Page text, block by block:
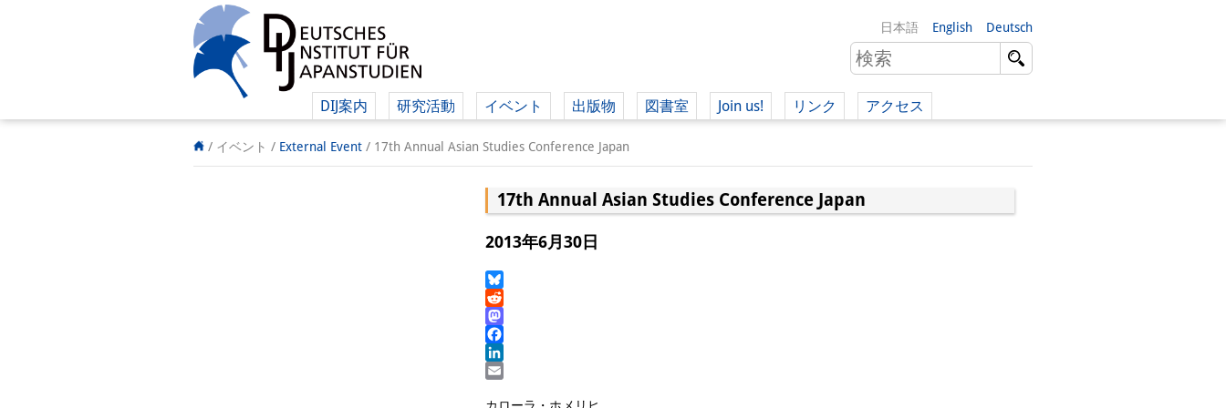
日本語 English Deutsch
DIJ案内 研究活動 イベント 出版物 図書室 Join us!
（ドイツ語）
リンク アクセス
/ イベント / External Event / 17th Annual Asian Studies Conference Japan
17th Annual Asian Studies Conference Japan
2013年6月30日
Bluesky
Reddit
Mastodon
Facebook
LinkedIn
カローラ・ホメリヒ